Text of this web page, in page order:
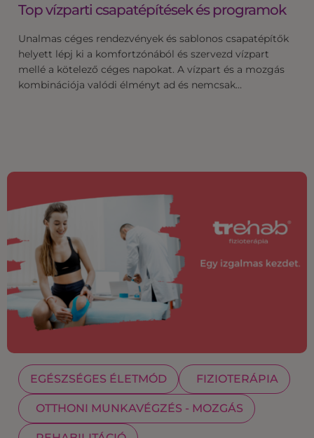
Top vízparti csapatépítések és programok
Unalmas céges rendezvények és sablonos csapatépítők
helyett lépj ki a komfortzónából és szervezd vízpart
mellé a kötelező céges napokat. A vízpart és a mozgás
kombinációja valódi élményt ad és nemcsak…
EGÉSZSÉGES ÉLETMÓD FIZIOTERÁPIA
OTTHONI MUNKAVÉGZÉS - MOZGÁS